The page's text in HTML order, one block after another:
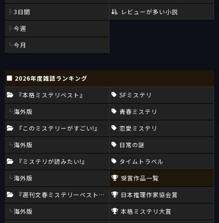
3日間
今週
今月
レビューが多い小説
2026年度雑誌ランキング
『本格ミステリベスト』
海外版
『このミステリーがすごい!』
海外版
『ミステリが読みたい!』
海外版
『週刊文春ミステリーベスト10』
海外版
SFミステリ
青春ミステリ
恋愛ミステリ
日常の謎
タイムトラベル
受賞作品一覧
日本推理作家協会賞
本格ミステリ大賞